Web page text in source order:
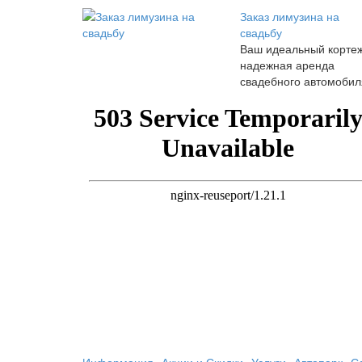
Заказ лимузина на
свадьбу
Ваш идеальный
надежная аренда
свадебного